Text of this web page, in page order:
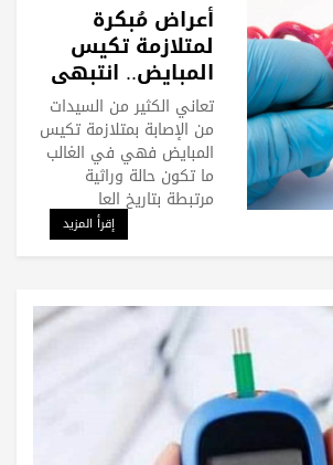
أعراض مُبكرة
لمتلازمة تكيس
المبايض.. انتبهي
لها
تعاني الكثير من السيدات
من الإصابة بمتلازمة تكيس
المبايض فهي في الغالب
ما تكون حالة وراثية
مرتبطة بتاريخ العا
إقرأ المزيد